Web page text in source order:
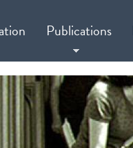
Publications